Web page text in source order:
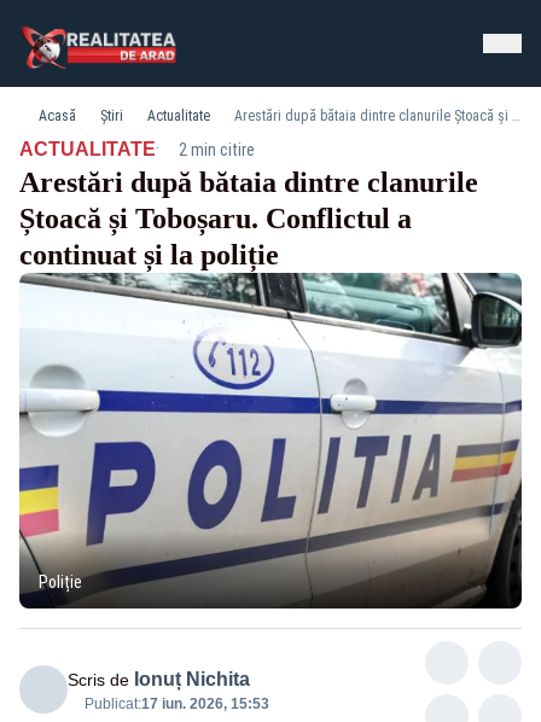
Acasă Știri Actualitate Arestări după bătaia dintre clanurile Ștoacă și Toboșaru. Conflictul a continuat și la poliție
ACTUALITATE· 2 min citire
Arestări după bătaia dintre clanurile
Ștoacă și Toboșaru. Conflictul a
continuat și la poliție
Poliție
Scris de Ionuț Nichita
Publicat:17 iun. 2026, 15:53